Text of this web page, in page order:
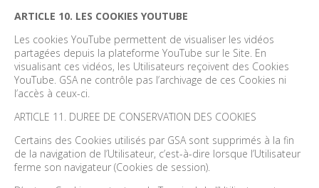
ARTICLE 10. LES COOKIES YOUTUBE
Les cookies YouTube permettent de visualiser les vidéos
partagées depuis la plateforme YouTube sur le Site. En
visualisant ces vidéos, les Utilisateurs reçoivent des Cookies
YouTube. GSA ne contrôle pas l’archivage de ces Cookies ni
l’accès à ceux-ci.
ARTICLE 11. DUREE DE CONSERVATION DES COOKIES
Certains des Cookies utilisés par GSA sont supprimés à la fin
de la navigation de l’Utilisateur, c’est-à-dire lorsque l’Utilisateur
ferme son navigateur (Cookies de session).